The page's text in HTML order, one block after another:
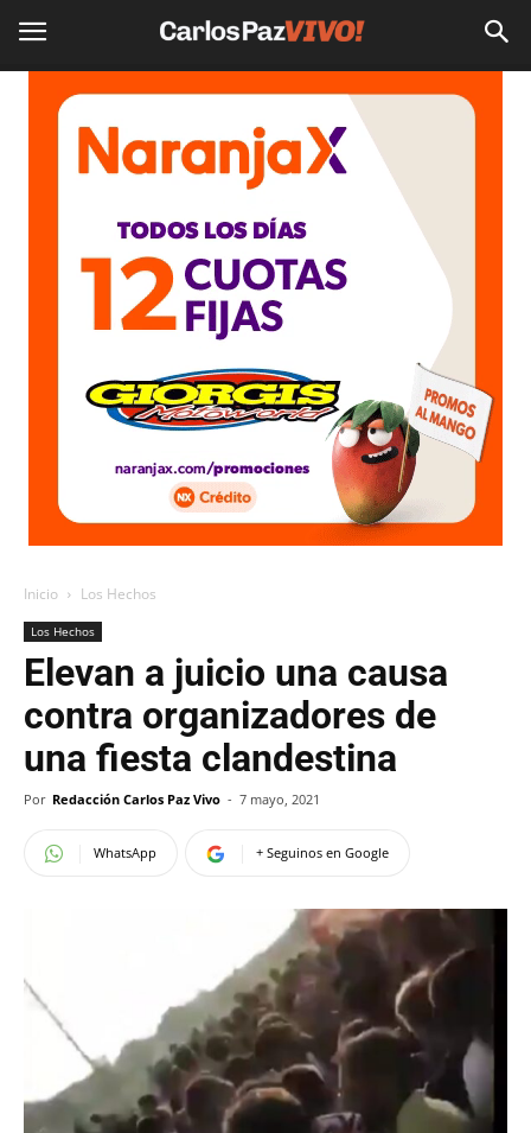
Inicio Los Hechos
Los Hechos
Elevan a juicio una causa
contra organizadores de
una fiesta clandestina
Por Redacción Carlos Paz Vivo - 7 mayo, 2021
WhatsApp + Seguinos en Google